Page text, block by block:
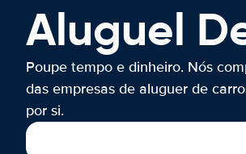
Aluguel
Poupe tempo e dinheiro. Nós
das empresas de aluguer de
por si.